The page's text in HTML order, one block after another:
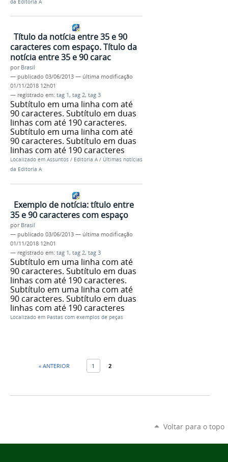
da Editoria A
Título da notícia entre 35 e 90
caracteres com espaço. Título da
notícia entre 35 e 90 carac
por Brasil
— publicado 03/06/2013 — última modificação
01/11/2018 12h01
— registrado em: tag 1, tag 2, tag 3
Subtítulo em uma linha com até
90 caracteres. Subtítulo em duas
linhas com até 190 caracteres.
Subtítulo em uma linha com até
90 caracteres. Subtítulo em duas
linhas com até 190 caracteres
Localizado em Assuntos / Editoria A / Últimas notícias
da Editoria A
Exemplo de notícia: título entre
35 e 90 caracteres com espaço
por Brasil
— publicado 03/06/2013 — última modificação
01/11/2018 12h01
— registrado em: tag 1, tag 2, tag 3
Subtítulo em uma linha com até
90 caracteres. Subtítulo em duas
linhas com até 190 caracteres.
Subtítulo em uma linha com até
90 caracteres. Subtítulo em duas
linhas com até 190 caracteres
Localizado em Pastas com exemplos de peças
« ANTERIOR 1 2
Voltar para o topo